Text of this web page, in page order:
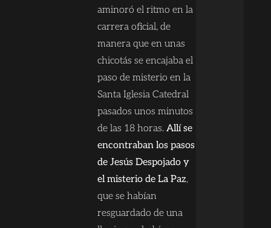
aminoró el ritmo en la
carrera oficial, de
manera que en unas
chicotás se encajaba el
paso de misterio en la
Santa Iglesia Catedral
pasados unos minutos
de las 18 horas. Allí se
encontraban los pasos
de Jesús Despojado y
el misterio de La Paz,
que se habían
resguardado de una